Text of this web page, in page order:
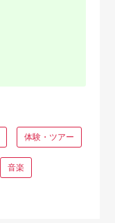
体験・ツアー
音楽